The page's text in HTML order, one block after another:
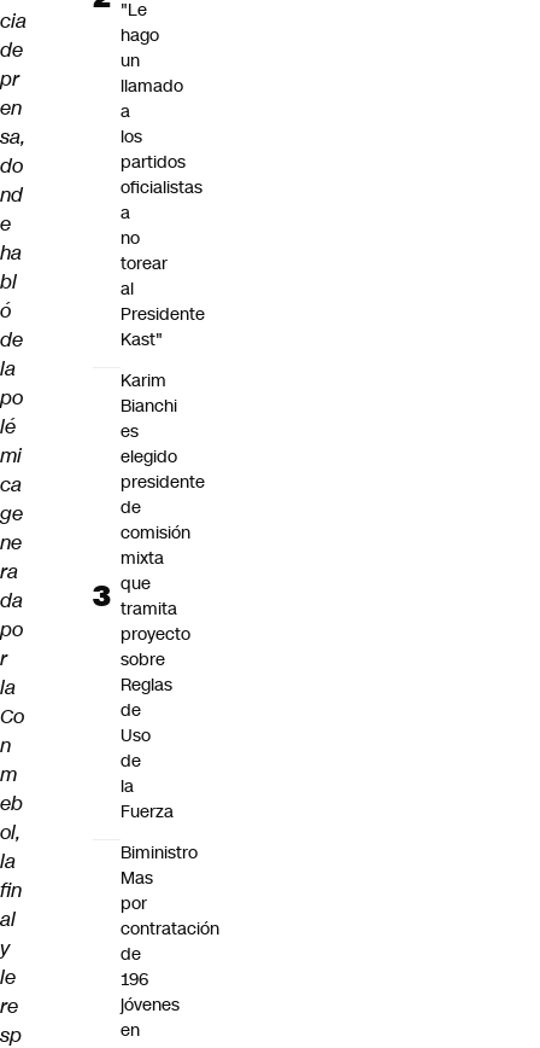
cia
de
pr
en
sa,
do
nd
e
ha
bl
ó
de
la
po
lé
mi
ca
ge
ne
ra
da
po
r
la
Co
n
m
eb
ol,
la
fin
al
y
le
re
sp
"Le
hago
un
llamado
a
los
partidos
oficialistas
a
no
torear
al
Presidente
Kast"
Karim
Bianchi
es
elegido
presidente
de
comisión
mixta
que
tramita
proyecto
sobre
Reglas
de
Uso
de
la
Fuerza
Biministro
Mas
por
contratación
de
196
jóvenes
en